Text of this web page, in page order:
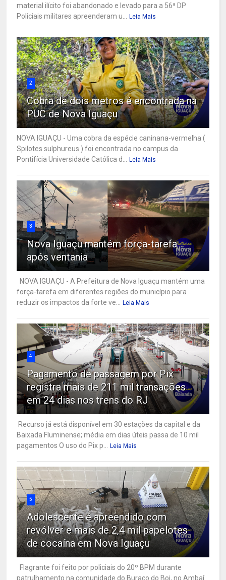
material ilícito foi abandonado e levado para a 56ª DP
Policiais militares apreenderam u... Leia Mais
2
Cobra de dois metros é encontrada na
PUC de Nova Iguaçu
NOVA IGUAÇU - Uma cobra da espécie caninana-vermelha (
Spilotes sulphureus ) foi encontrada no campus da
Pontifícia Universidade Católica d... Leia Mais
3
Nova Iguaçu mantém força-tarefa
após ventania
NOVA IGUAÇU - A Prefeitura de Nova Iguaçu mantém uma
força-tarefa em diferentes regiões do município para
reduzir os impactos da forte ve... Leia Mais
4
Pagamento de passagem por Pix
registra mais de 211 mil transações
em 24 dias nos trens do RJ
Recurso já está disponível em 30 estações da capital e da
Baixada Fluminense; média em dias úteis passa de 10 mil
pagamentos O uso do Pix p... Leia Mais
5
Adolescente é apreendido com
revólver e mais de 2,4 mil papelotes
de cocaína em Nova Iguaçu
Flagrante foi feito por policiais do 20º BPM durante
patrulhamento na comunidade do Buraco do Boi, no Ambaí